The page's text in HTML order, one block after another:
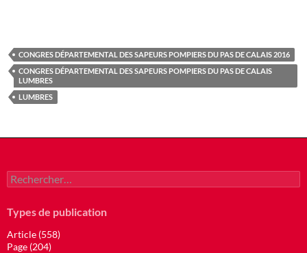
CONGRES DÉPARTEMENTAL DES SAPEURS POMPIERS DU PAS DE CALAIS 2016
CONGRES DÉPARTEMENTAL DES SAPEURS POMPIERS DU PAS DE CALAIS
LUMBRES
LUMBRES
Rechercher :
Types de publication
Article (558)
Page (204)